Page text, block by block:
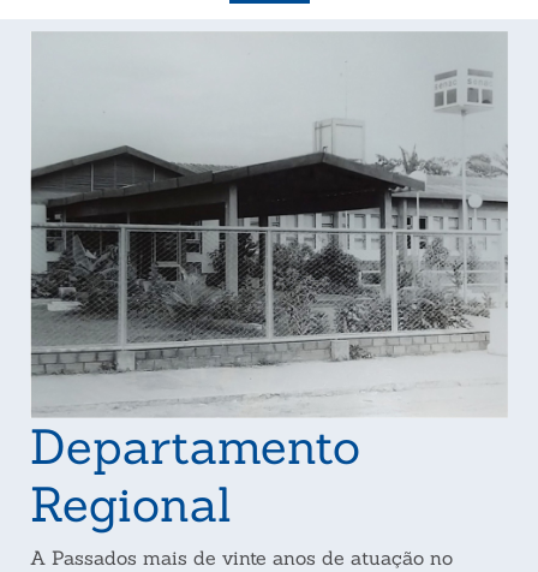
Departamento
Regional
A Passados mais de vinte anos de atuação no